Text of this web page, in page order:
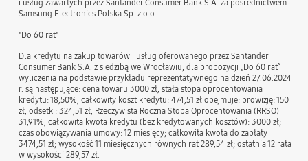
i usług zawartych przez Santander Consumer Bank S.A. za pośrednictwem
Samsung Electronics Polska Sp. z o.o.
"Do 60 rat"
Dla kredytu na zakup towarów i usług oferowanego przez Santander
Consumer Bank S.A. z siedzibą we Wrocławiu, dla propozycji „Do 60 rat”
wyliczenia na podstawie przykładu reprezentatywnego na dzień 27.06.2024
r. są następujące: cena towaru 3000 zł, stała stopa oprocentowania
kredytu: 18,50%, całkowity koszt kredytu: 474,51 zł obejmuje: prowizję: 150
zł, odsetki: 324,51 zł, Rzeczywista Roczna Stopa Oprocentowania (RRSO)
31,91%, całkowita kwota kredytu (bez kredytowanych kosztów): 3000 zł;
czas obowiązywania umowy: 12 miesięcy; całkowita kwota do zapłaty
3474,51 zł; wysokość 11 miesięcznych równych rat 289,54 zł; ostatnia 12 rata
w wysokości 289,57 zł.